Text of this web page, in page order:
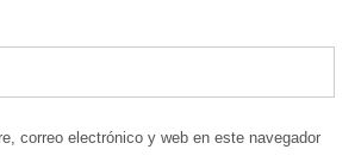
correo electrónico y web en este navegador